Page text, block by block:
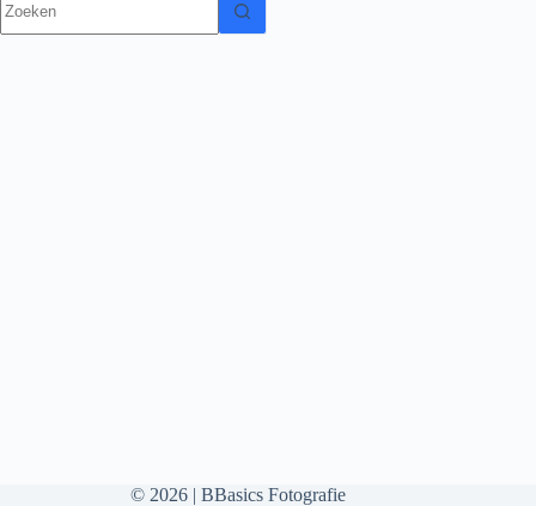
resultaten
© 2026 | BBasics Fotografie